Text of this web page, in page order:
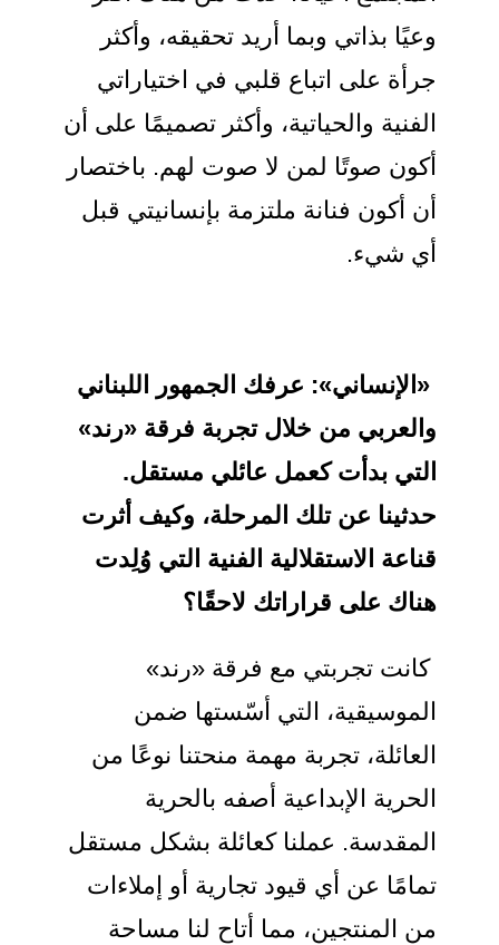
وعيًا بذاتي وبما أريد تحقيقه، وأكثر
جرأة على اتباع قلبي في اختياراتي
الفنية والحياتية، وأكثر تصميمًا على أن
أكون صوتًا لمن لا صوت لهم. باختصار
أن أكون فنانة ملتزمة بإنسانيتي قبل
أي شيء.
«الإنساني»: عرفك الجمهور اللبناني
والعربي من خلال تجربة فرقة «رند»
التي بدأت كعمل عائلي مستقل.
حدثينا عن تلك المرحلة، وكيف أثرت
قناعة الاستقلالية الفنية التي وُلِدت
هناك على قراراتك لاحقًا؟
كانت تجربتي مع فرقة «رند»
الموسيقية، التي أسّستها ضمن
العائلة، تجربة مهمة منحتنا نوعًا من
الحرية الإبداعية أصفه بالحرية
المقدسة. عملنا كعائلة بشكل مستقل
تمامًا عن أي قيود تجارية أو إملاءات
من المنتجين، مما أتاح لنا مساحة